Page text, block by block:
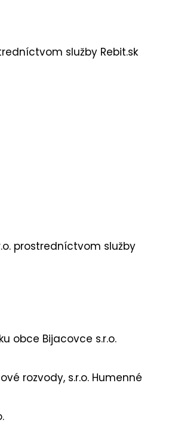
služby Rebit.sk
prostredníctvom služby
obce Bijacovce s.r.o.
rozvody, s.r.o. Humenné